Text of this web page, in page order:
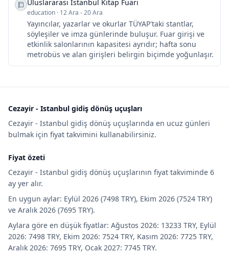
Uluslararası İstanbul Kitap Fuarı
education · 12 Ara - 20 Ara
Yayıncılar, yazarlar ve okurlar TÜYAP'taki stantlar,
söyleşiler ve imza günlerinde buluşur. Fuar girişi ve
etkinlik salonlarının kapasitesi ayrıdır; hafta sonu
metrobüs ve alan girişleri belirgin biçimde yoğunlaşır.
Cezayir - Istanbul gidiş dönüş uçuşları
Cezayir - Istanbul gidiş dönüş uçuşlarında en ucuz günleri
bulmak için fiyat takvimini kullanabilirsiniz.
Fiyat özeti
Cezayir - Istanbul gidiş dönüş uçuşlarının fiyat takviminde 6
ay yer alır.
En uygun aylar: Eylül 2026 (7498 TRY), Ekim 2026 (7524 TRY)
ve Aralık 2026 (7695 TRY).
Aylara göre en düşük fiyatlar: Ağustos 2026: 13233 TRY, Eylül
2026: 7498 TRY, Ekim 2026: 7524 TRY, Kasım 2026: 7725 TRY,
Aralık 2026: 7695 TRY, Ocak 2027: 7745 TRY.